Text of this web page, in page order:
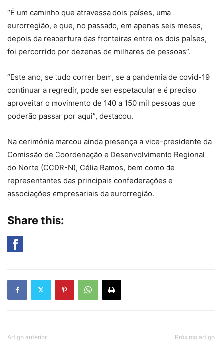
“É um caminho que atravessa dois países, uma
eurorregião, e que, no passado, em apenas seis meses,
depois da reabertura das fronteiras entre os dois países,
foi percorrido por dezenas de milhares de pessoas”.
“Este ano, se tudo correr bem, se a pandemia de covid-19
continuar a regredir, pode ser espetacular e é preciso
aproveitar o movimento de 140 a 150 mil pessoas que
poderão passar por aqui”, destacou.
Na cerimónia marcou ainda presença a vice-presidente da
Comissão de Coordenação e Desenvolvimento Regional
do Norte (CCDR-N), Célia Ramos, bem como de
representantes das principais confederações e
associações empresariais da eurorregião.
Share this:
Artigo anterior Próximo artigo